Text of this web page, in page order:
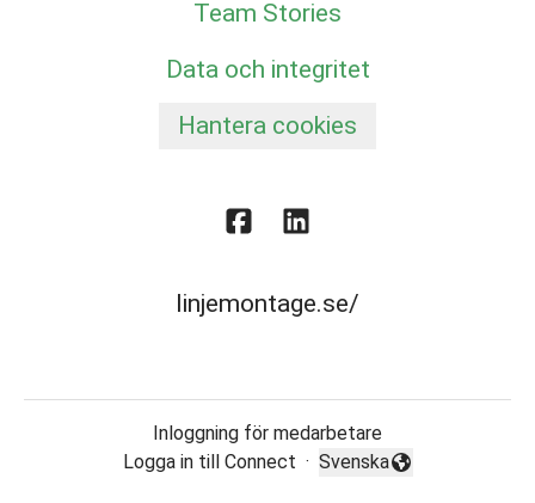
Team Stories
Data och integritet
Hantera cookies
linjemontage.se/
Inloggning för medarbetare
Logga in till Connect ·
Byt språk
Svenska